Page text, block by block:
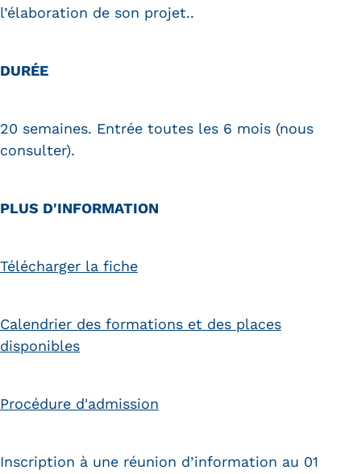
l’élaboration de son projet..
DURÉE
20 semaines. Entrée toutes les 6 mois (nous
consulter).
PLUS D'INFORMATION
Télécharger la fiche
Calendrier des formations et des places
disponibles
Procédure d'admission
Inscription à une réunion d’information au 01